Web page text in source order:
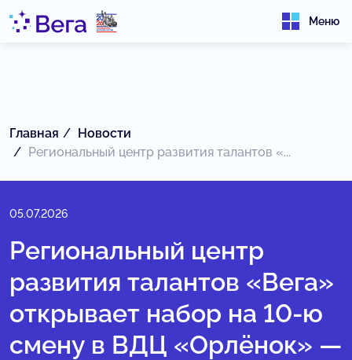
Меню
Главная
Новости
Региональный центр развития талантов «...
05.07.2026
Региональный центр
развития талантов «Вега»
открывает набор на 10-ю
смену в ВДЦ «Орлёнок» —